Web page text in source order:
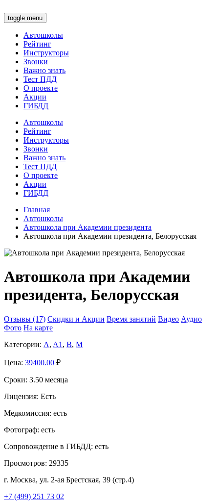
toggle menu
Автошколы
Рейтинг
Инструкторы
Звонки
Важно знать
Тест ПДД
О проекте
Акции
ГИБДД
Автошколы
Рейтинг
Инструкторы
Звонки
Важно знать
Тест ПДД
О проекте
Акции
ГИБДД
Главная
Автошколы
Автошкола при Академии президента
Автошкола при Академии президента, Белорусская
Автошкола при Академии
президента, Белорусская
Отзывы (17) Скидки и Акции Время занятий Видео Аудио
Фото На карте
Категории: A, A1 , B, M
Цена: 39400.00 ₽
Сроки: 3.50 месяца
Лицензия: Есть
Медкомиссия: есть
Фотограф: есть
Сопровождение в ГИБДД: есть
Просмотров: 29335
г. Москва, ул. 2-ая Брестская, 39 (стр.4)
+7 (499) 251 73 02